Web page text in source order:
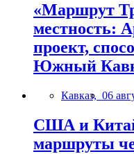
«Маршрут
местность:
проект,
Южный
Кавказ, 06
США и
маршруты